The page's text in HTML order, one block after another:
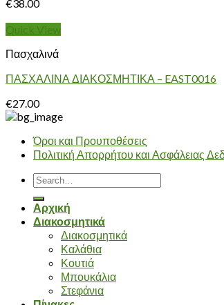
€38.00
Quick View
Πασχαλινά
ΠΑΣΧΑΛΙΝΑ ΔΙΑΚΟΣΜΗΤΙΚΑ – EAST0016
€27.00
Όροι και Προυποθέσεις
Πολιτική Απορρήτου και Ασφάλειας
Search
for:
Αρχική
Διακοσμητικά
Διακοσμητικά
Καλάθια
Κουτιά
Μπουκάλια
Στεφάνια